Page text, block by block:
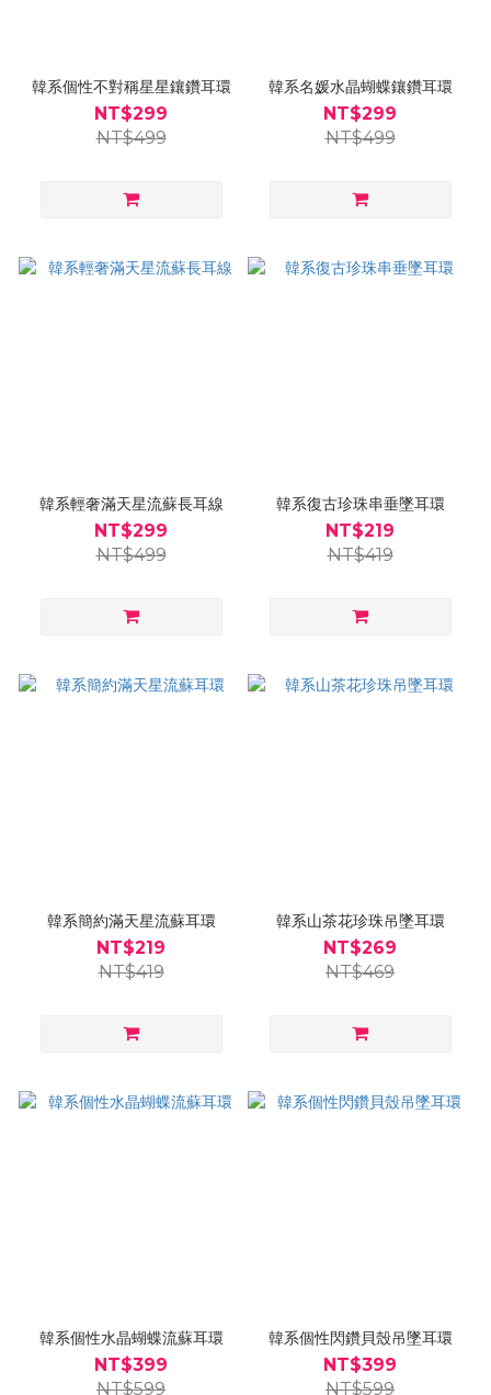
韓系個性不對稱星星鑲鑽耳環
NT$299
NT$499
韓系名媛水晶蝴蝶鑲鑽耳環
NT$299
NT$499
韓系輕奢滿天星流蘇長耳線
NT$299
NT$499
韓系復古珍珠串垂墜耳環
NT$219
NT$419
韓系簡約滿天星流蘇耳環
NT$219
NT$419
韓系山茶花珍珠吊墜耳環
NT$269
NT$469
韓系個性水晶蝴蝶流蘇耳環
NT$399
NT$599
韓系個性閃鑽貝殼吊墜耳環
NT$399
NT$599